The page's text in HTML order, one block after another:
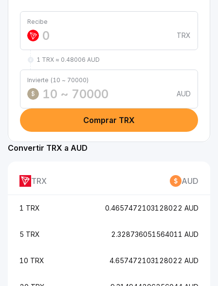
Recibe
TRX
1 TRX ≈ 0.48006 AUD
Invierte (10 ~ 70000)
$
AUD
Comprar TRX
Convertir TRX a AUD
TRX AUD
1 TRX 0.4657472103128022 AUD
5 TRX 2.328736051564011 AUD
10 TRX 4.657472103128022 AUD